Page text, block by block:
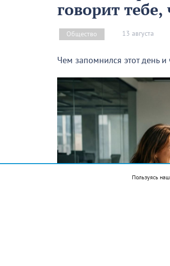
говорит
Общество 13 августа
Чем запомнился этот день
Пользуясь